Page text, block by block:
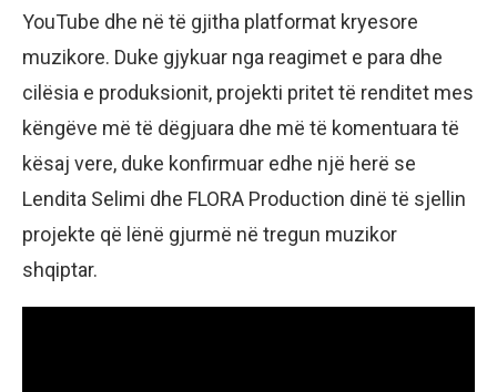
YouTube dhe në të gjitha platformat kryesore
muzikore. Duke gjykuar nga reagimet e para dhe
cilësia e produksionit, projekti pritet të renditet mes
këngëve më të dëgjuara dhe më të komentuara të
kësaj vere, duke konfirmuar edhe një herë se
Lendita Selimi dhe FLORA Production dinë të sjellin
projekte që lënë gjurmë në tregun muzikor
shqiptar.